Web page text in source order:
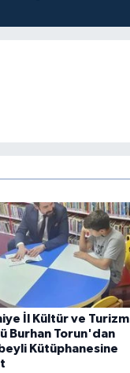
İl Kültür ve Turizm
Burhan Torun'dan
Kütüphanesine